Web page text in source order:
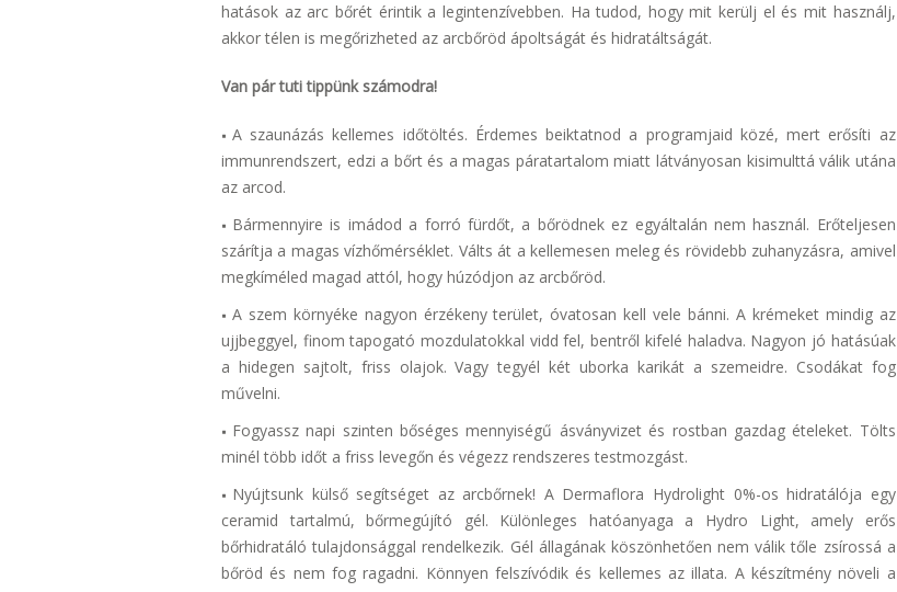
hatások az arc bőrét érintik a legintenzívebben. Ha tudod, hogy mit kerülj el és mit használj,
akkor télen is megőrizheted az arcbőröd ápoltságát és hidratáltságát.
Van pár tuti tippünk számodra!
A szaunázás kellemes időtöltés. Érdemes beiktatnod a programjaid közé, mert erősíti az
immunrendszert, edzi a bőrt és a magas páratartalom miatt látványosan kisimulttá válik utána
az arcod.
Bármennyire is imádod a forró fürdőt, a bőrödnek ez egyáltalán nem használ. Erőteljesen
szárítja a magas vízhőmérséklet. Válts át a kellemesen meleg és rövidebb zuhanyzásra, amivel
megkíméled magad attól, hogy húzódjon az arcbőröd.
A szem környéke nagyon érzékeny terület, óvatosan kell vele bánni. A krémeket mindig az
ujjbeggyel, finom tapogató mozdulatokkal vidd fel, bentről kifelé haladva. Nagyon jó hatásúak
a hidegen sajtolt, friss olajok. Vagy tegyél két uborka karikát a szemeidre. Csodákat fog
művelni.
Fogyassz napi szinten bőséges mennyiségű ásványvizet és rostban gazdag ételeket. Tölts
minél több időt a friss levegőn és végezz rendszeres testmozgást.
Nyújtsunk külső segítséget az arcbőrnek! A Dermaflora Hydrolight 0%-os hidratálója egy
ceramid tartalmú, bőrmegújító gél. Különleges hatóanyaga a Hydro Light, amely erős
bőrhidratáló tulajdonsággal rendelkezik. Gél állagának köszönhetően nem válik tőle zsírossá a
bőröd és nem fog ragadni. Könnyen felszívódik és kellemes az illata. A készítmény növeli a